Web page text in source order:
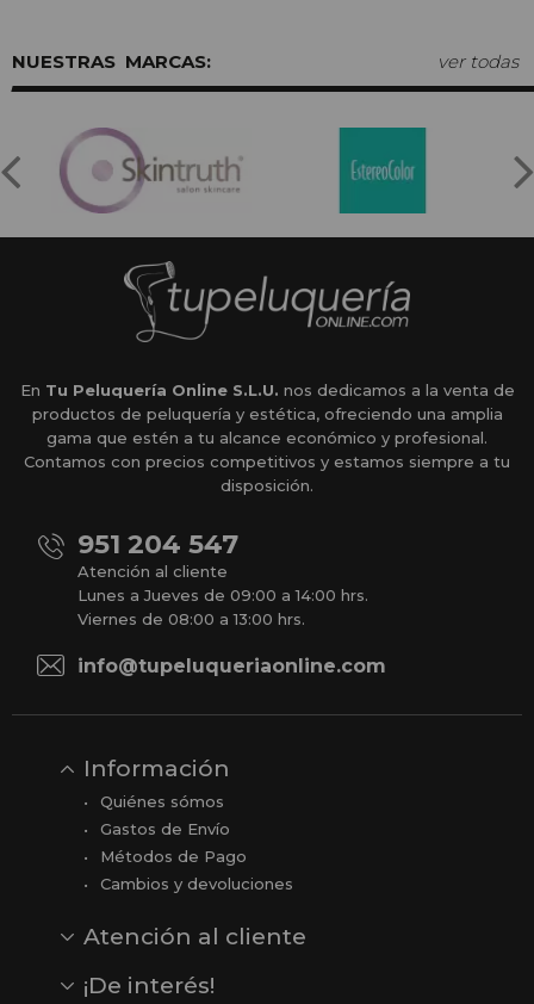
MARCAS: ver todas
En Tu Peluquería Online S.L.U. nos dedicamos a la venta de
productos de peluquería y estética, ofreciendo una amplia
gama que estén a tu alcance económico y profesional.
Contamos con precios competitivos y estamos siempre a tu
disposición.
951 204 547
Atención al cliente
Lunes a Jueves de 09:00 a 14:00 hrs.
Viernes de 08:00 a 13:00 hrs.
info@tupeluqueriaonline.com
Información
Quiénes sómos
Gastos de Envío
Métodos de Pago
Cambios y devoluciones
Atención al cliente
Opiniones
Reseñas en Google
¡De interés!